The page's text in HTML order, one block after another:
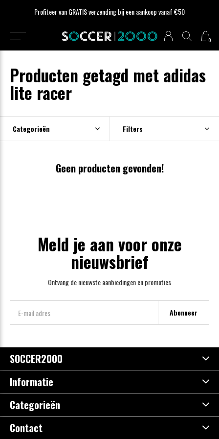
0
Profiteer van GRATIS verzending bij een aankoop vanaf €50
Producten getagd met adidas
lite racer
Categorieën Filters
Geen producten gevonden!
Meld je aan voor onze
nieuwsbrief
Ontvang de nieuwste aanbiedingen en promoties
Abonneer
SOCCER2000
Informatie
Categorieën
Contact